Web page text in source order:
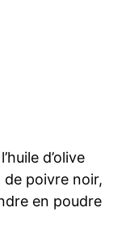
d’olive
poivre noir,
en poudre